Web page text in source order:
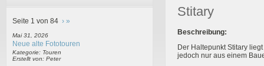
Seite 1 von 84 › »
Mai 31, 2026
Neue alte Fototouren
Kategorie: Touren
Erstellt von: Peter
Stitary
Beschreibung:
Der Haltepunkt Stitary
jedoch nur aus einem